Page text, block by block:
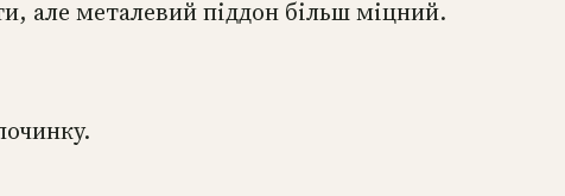
але металевий піддон більш міцний.